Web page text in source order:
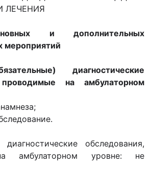
ЛЕЧЕНИЯ
и дополнительных
мероприятий
диагностические
проводимые на амбулаторном
диагностические обследования,
амбулаторном уровне: не